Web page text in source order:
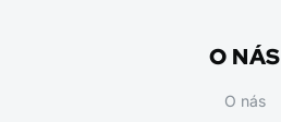
O NÁS
O nás